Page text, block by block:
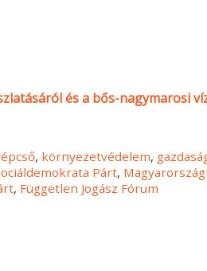
és a bős-nagymarosi
, környezetvédelem,
Párt,
, Független Jogász Fórum